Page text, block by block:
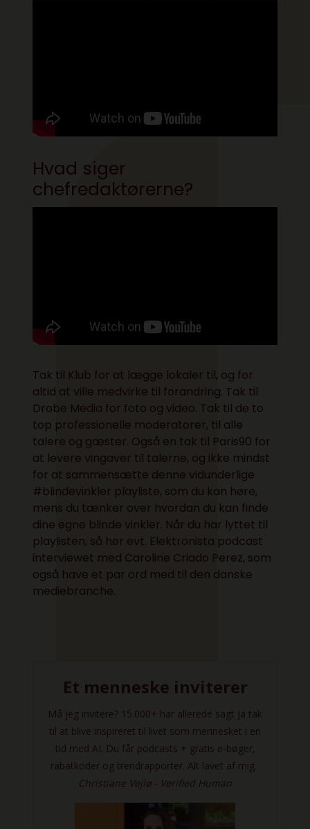
Hvad siger
chefredaktørerne?
Tak til Klub for at lægge lokaler til, og for
altid at ville medvirke til forandring. Tak til
Drobe Media for foto og video. Tak til de to
top professionelle moderatorer, til alle
talere og gæster. Også en tak til Paris90 for
at levere vingaver til talerne, og ikke mindst
for at sammensætte denne vidunderlige
#blindevinkler playliste, som du kan høre,
mens du tænker over hvordan du kan finde
dine egne blinde vinkler. Når du har lyttet til
playlisten, så hør evt. Elektronista podcast
interviewet med Caroline Criado Perez, som
også have et par ord med til den danske
mediebranche.